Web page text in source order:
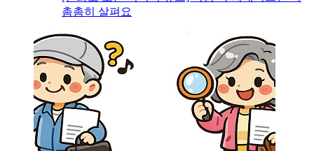
촘촘히 살펴요